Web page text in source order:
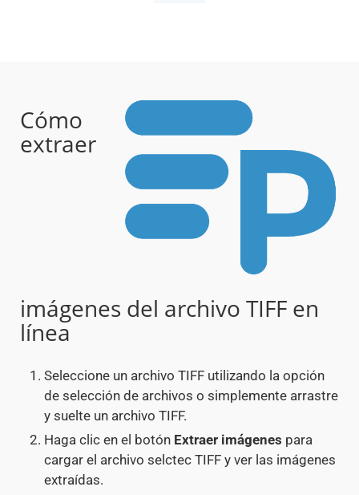
Cómo
extraer
imágenes del archivo TIFF en
línea
Seleccione un archivo TIFF utilizando la opción
de selección de archivos o simplemente arrastre
y suelte un archivo TIFF.
Haga clic en el botón Extraer imágenes para
cargar el archivo selctec TIFF y ver las imágenes
extraídas.